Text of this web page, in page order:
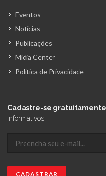
Eventos
Notícias
Publicações
Mídia Center
Política de Privacidade
Cadastre-se gratuitamente
informativos: